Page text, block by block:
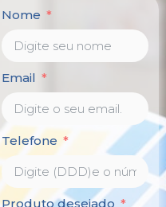
Nome
Email
Telefone
Produto desejado